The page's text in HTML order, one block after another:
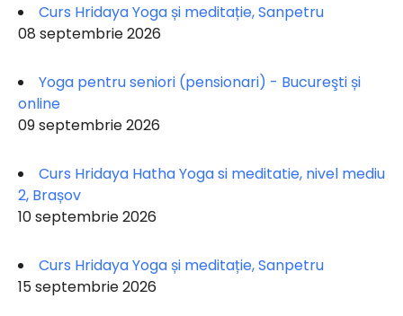
Curs Hridaya Yoga și meditație, Sanpetru
08 septembrie 2026
Yoga pentru seniori (pensionari) - Bucureşti și
online
09 septembrie 2026
Curs Hridaya Hatha Yoga si meditatie, nivel mediu
2, Brașov
10 septembrie 2026
Curs Hridaya Yoga și meditație, Sanpetru
15 septembrie 2026